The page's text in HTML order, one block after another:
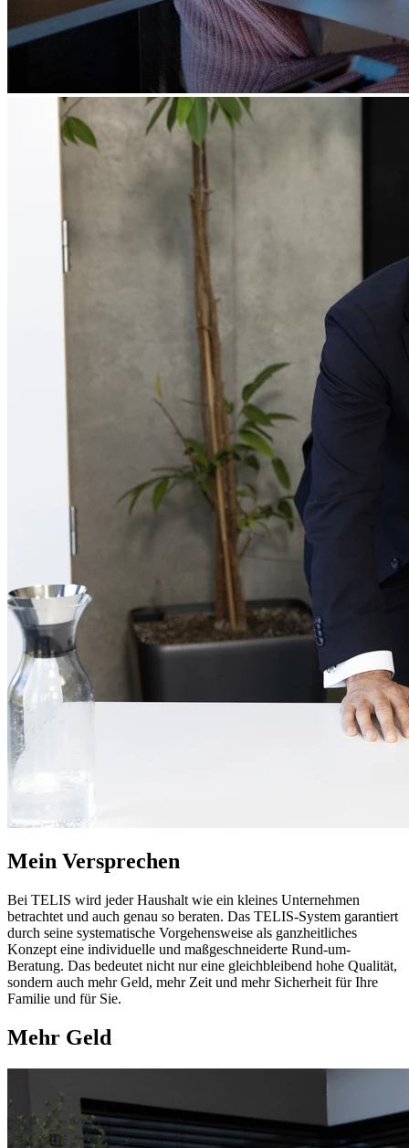
Mein Versprechen
Bei TELIS wird jeder Haushalt wie ein kleines Unternehmen
betrachtet und auch genau so beraten. Das TELIS-System garantiert
durch seine systematische Vorgehensweise als ganzheitliches
Konzept eine individuelle und maßgeschneiderte Rund-um-
Beratung. Das bedeutet nicht nur eine gleichbleibend hohe Qualität,
sondern auch mehr Geld, mehr Zeit und mehr Sicherheit für Ihre
Familie und für Sie.
Mehr Geld